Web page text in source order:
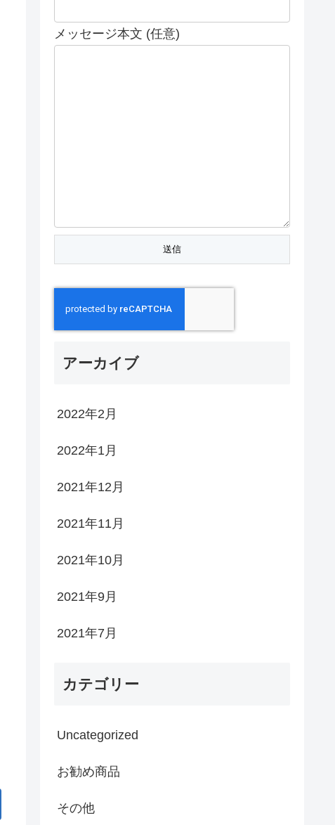
メッセージ本文 (任意)
アーカイブ
2022年2月
2022年1月
2021年12月
2021年11月
2021年10月
2021年9月
2021年7月
カテゴリー
Uncategorized
お勧め商品
その他